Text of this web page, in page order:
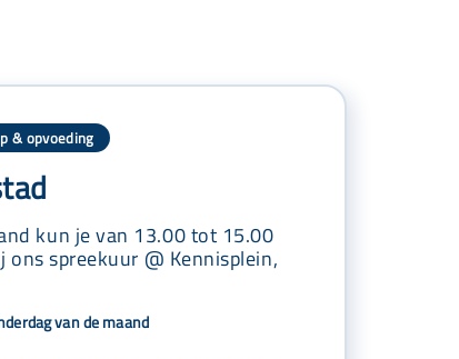
& opvoeding
kun je van 13.00 tot 15.00
spreekuur @ Kennisplein,
van de maand